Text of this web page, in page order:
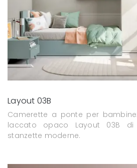
Layout 03B
Camerette a ponte per
laccato opaco Layout 03B di
stanzette moderne.